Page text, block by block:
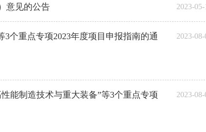
意见的公告 2023-
个重点专项2023年度项目申报指南的通 2023-
能制造技术与重大装备”等3个重点专项 2023-